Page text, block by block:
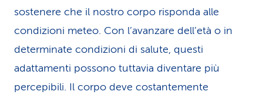
sostenere che il nostro corpo risponda alle
condizioni meteo. Con l’avanzare dell’età o in
determinate condizioni di salute, questi
adattamenti possono tuttavia diventare più
percepibili. Il corpo deve costantemente